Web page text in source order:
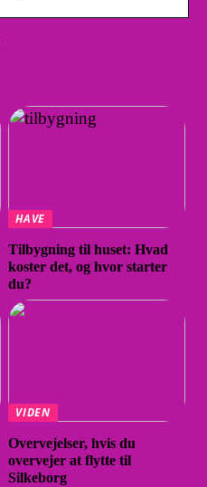
HAVE
Tilbygning til huset: Hvad
koster det, og hvor starter
du?
VIDEN
Overvejelser, hvis du
overvejer at flytte til
Silkeborg